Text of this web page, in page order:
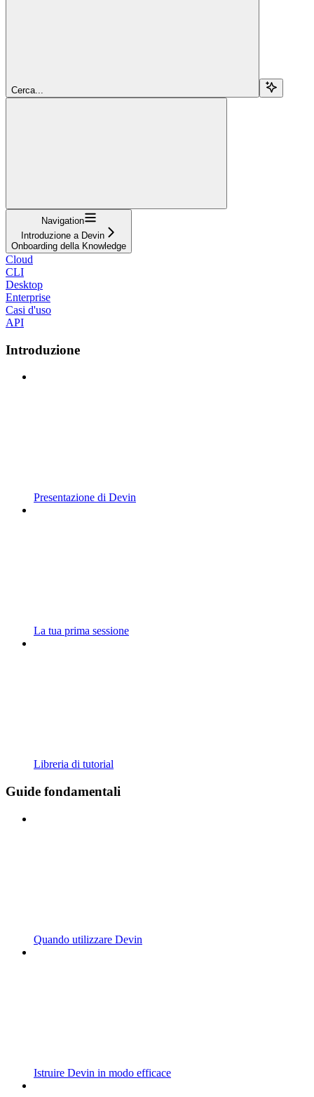
Cerca...
Navigation
Introduzione a Devin
Onboarding della Knowledge
Cloud
CLI
Desktop
Enterprise
Casi d'uso
API
Introduzione
Presentazione di Devin
La tua prima sessione
Libreria di tutorial
Guide fondamentali
Quando utilizzare Devin
Istruire Devin in modo efficace